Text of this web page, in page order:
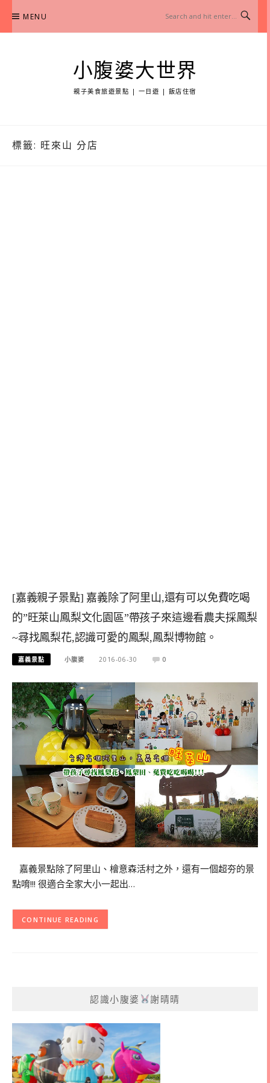
content
MENU
小腹婆大世界
親子美食旅遊景點 | 一日遊 | 飯店住宿
標籤: 旺來山 分店
[嘉義親子景點] 嘉義除了阿里山,還有可以免費吃喝
的”旺萊山鳳梨文化園區”帶孩子來這邊看農夫採鳳梨
~尋找鳳梨花,認識可愛的鳳梨,鳳梨博物館。
嘉義景點 小腹婆 2016-06-30 0
嘉義景點除了阿里山、檜意森活村之外，還有一個超夯的景
點唷!!! 很適合全家大小一起出…
CONTINUE READING
認識小腹婆 謝晴晴